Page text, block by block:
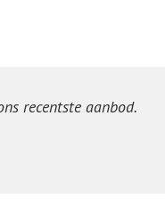
recentste aanbod.